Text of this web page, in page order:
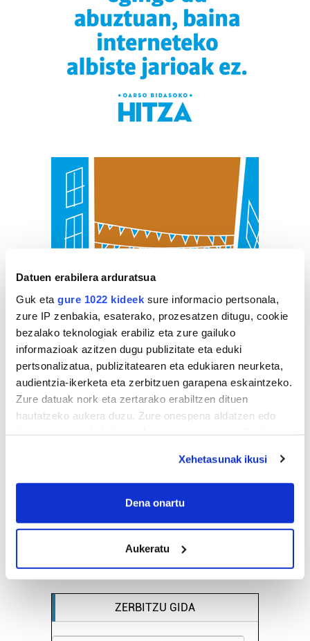
Datuen erabilera arduratsua
Guk eta gure 1022 kideek sure informacio pertsonala,
zure IP zenbakia, esaterako, prozesatzen ditugu, cookie
bezalako teknologiak erabiliz eta zure gailuko
informazioak azitzen dugu publizitate eta eduki
pertsonalizatua, publizitatearen eta edukiaren neurketa,
audientzia-ikerketa eta zerbitzuen garapena eskaintzeko.
Zure datuak nork eta zertarako erabiltzen dituen
hautatzeko aukera duzu. Zure onespena aldatzen edo
If you allow, we would also like to:
Collect information about your geographical
meters
Identify your device by actively scanning it for
specific characteristics (fingerprinting)
and set your preferences in the details section
Guk eta gure bazkideek zure datu pertsonalak
Xehetasunak ikusi
Dena onartu
Aukeratu
ZERBITZU GIDA